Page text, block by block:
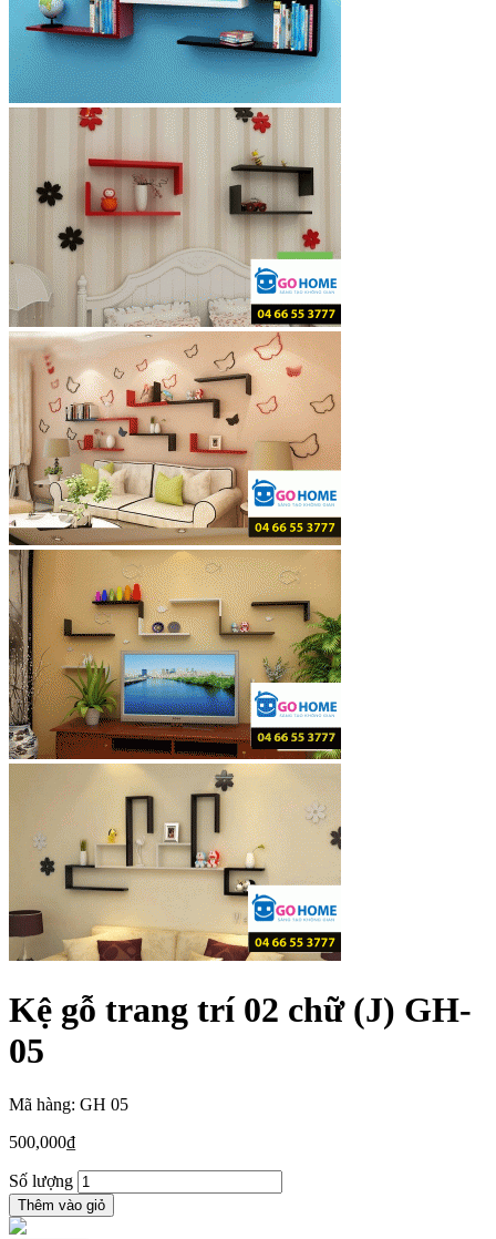
Kệ gỗ trang trí 02 chữ (J) GH-
05
Mã hàng: GH 05
500,000₫
Số lượng
Thêm vào giỏ